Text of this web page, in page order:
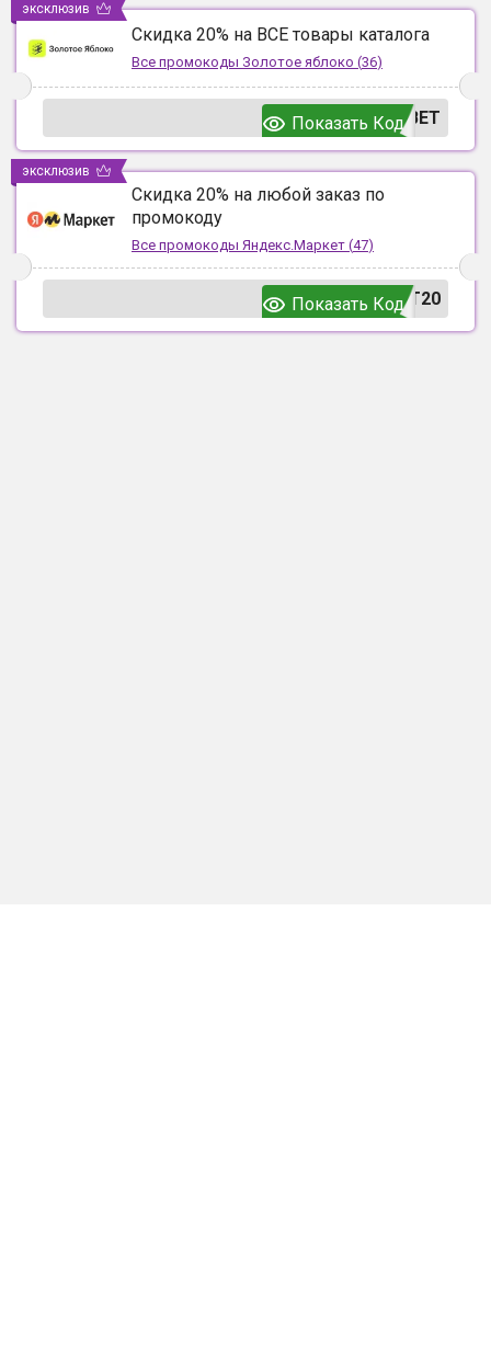
Скидка 20% на ВСЕ товары каталога
Все промокоды Золотое яблоко (36)
ВЕТ
Показать Код
эксклюзив
Скидка 20% на любой заказ по
промокоду
Все промокоды Яндекс.Маркет (47)
T20
Показать Код
эксклюзив